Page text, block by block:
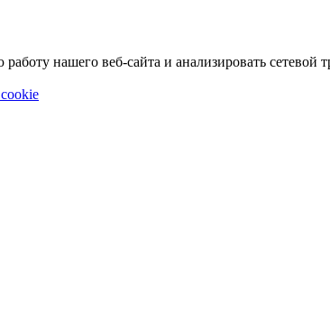
нашего веб-сайта и анализировать сетевой